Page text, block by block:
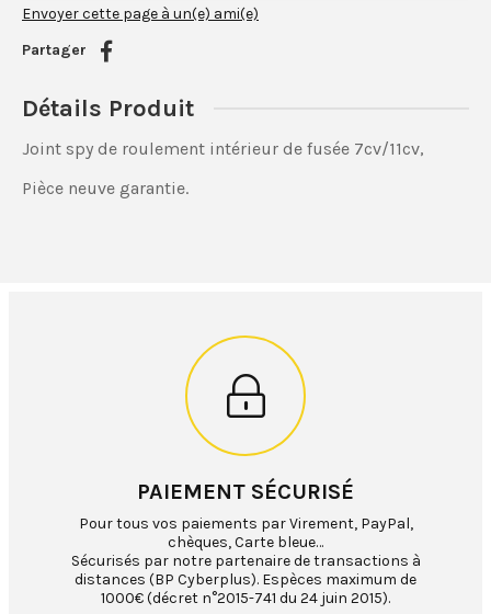
Envoyer cette page à un(e) ami(e)
Partager
Détails Produit
Joint spy de roulement intérieur de fusée 7cv/11cv,
Pièce neuve garantie.
PAIEMENT SÉCURISÉ
Pour tous vos paiements par Virement, PayPal,
chèques, Carte bleue…
Sécurisés par notre partenaire de transactions à
distances (BP Cyberplus). Espèces maximum de
1000€ (décret n°2015-741 du 24 juin 2015).